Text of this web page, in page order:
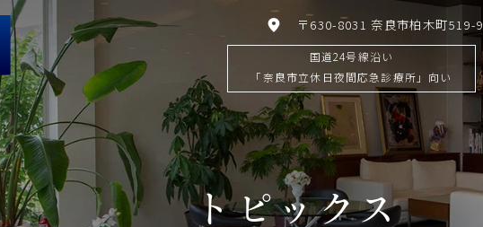
〒630-8031 奈良市柏木町519-9
国道24号線沿い
「奈良市立休日夜間応急診療所」向い
トピックス